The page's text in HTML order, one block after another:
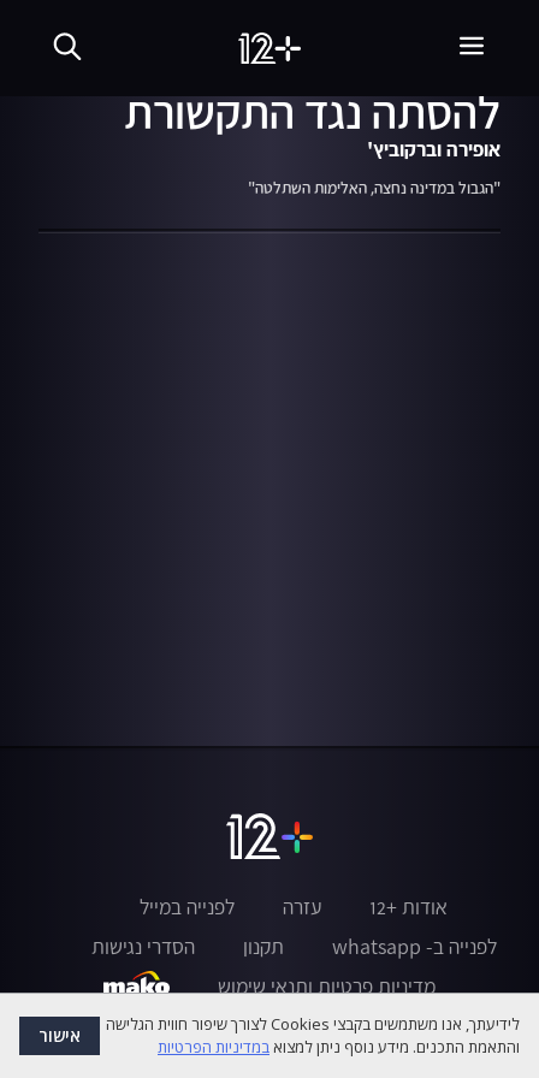
אופירה אסייג מתייחסת
להסתה נגד התקשורת
אופירה וברקוביץ'
"הגבול במדינה נחצה, האלימות השתלטה"
אודות +12 עזרה
לפנייה במייל
לפנייה ב- whatsapp
תקנון
הסדרי נגישות
מדיניות פרטיות ותנאי שימוש
לידיעתך, אנו משתמשים בקבצי Cookies לצורך שיפור חווית הגלישה
והתאמת התכנים. מידע נוסף ניתן למצואבמדיניות הפרטיות אישור